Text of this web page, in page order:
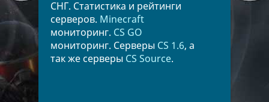
СНГ. Статистика и рейтинги
серверов. Minecraft
мониторинг. CS GO
мониторинг. Серверы CS 1.6, а
так же серверы CS Source.